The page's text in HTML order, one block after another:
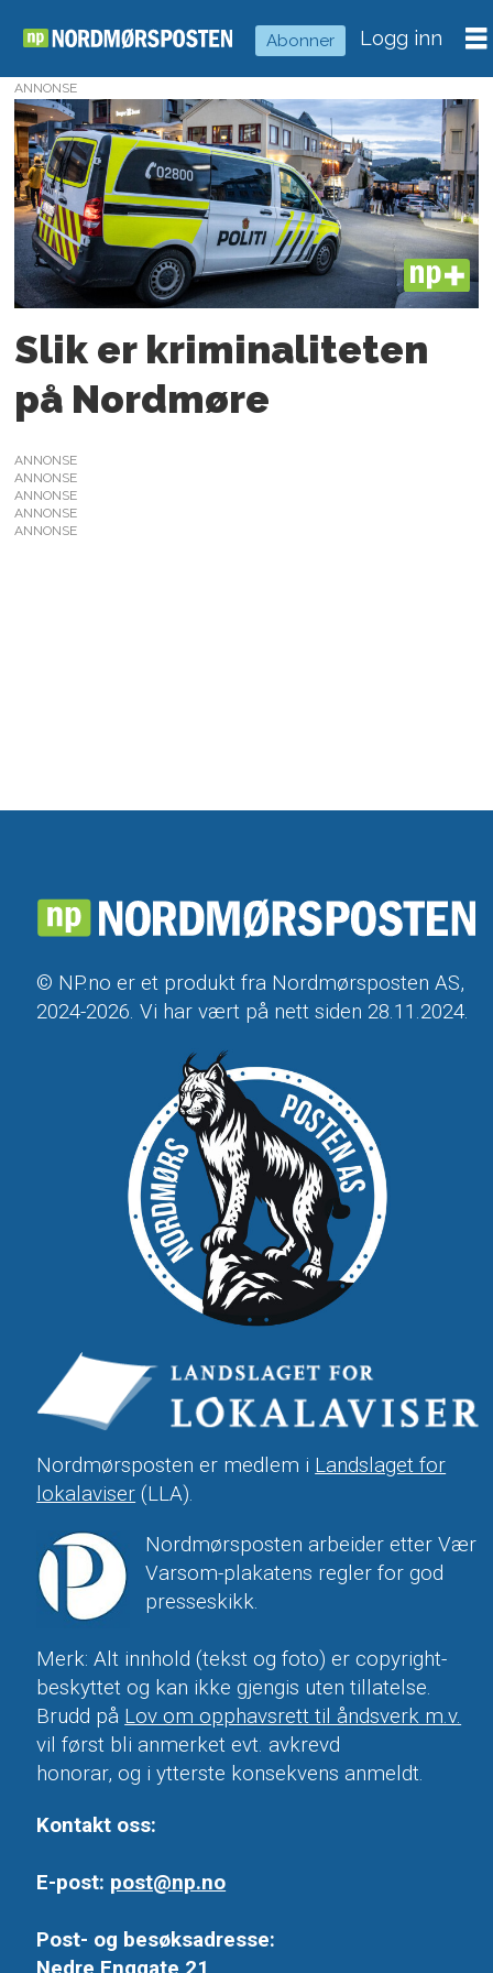
Abonner Logg inn
Tag:
ordensforstyrrelser
ANNONSE
PLUS
Slik er kriminaliteten
på Nordmøre
ANNONSE
ANNONSE
ANNONSE
ANNONSE
ANNONSE
© NP.no er et produkt fra Nordmørsposten AS,
2024-2026. Vi har vært på nett siden 28.11.2024.
Nordmørsposten er medlem i Landslaget for
lokalaviser (LLA).
Nordmørsposten arbeider etter Vær
Varsom-plakatens regler for god
presseskikk.
Merk: Alt innhold (tekst og foto) er copyright-
beskyttet og kan ikke gjengis uten tillatelse.
Brudd på Lov om opphavsrett til åndsverk m.v.
vil først bli anmerket evt. avkrevd
honorar, og i ytterste konsekvens anmeldt.
Kontakt oss:
E-post: post@np.no
Post- og besøksadresse: